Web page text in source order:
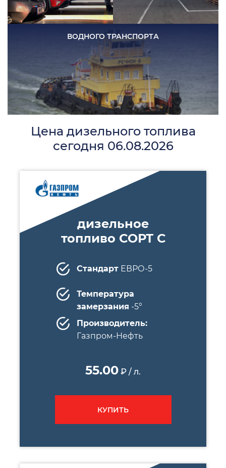
ВОДНОГО ТРАНСПОРТА
Цена дизельного топлива
сегодня 06.08.2026
дизельное
топливо СОРТ С
СтандартЕВРО-5
Температура
замерзания -5°
Производитель:
Газпром-Нефть
55.00 ₽ / л.
КУПИТЬ